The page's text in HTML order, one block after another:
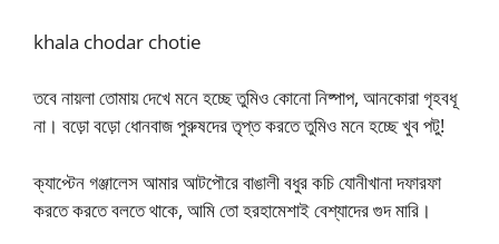
khala chodar chotie
তবে নায়লা তোমায় দেখে মনে হচ্ছে তুমিও কোনো নিষ্পাপ, আনকোরা গৃহবধূ
না। বড়ো বড়ো ধোনবাজ পুরুষদের তৃপ্ত করতে তুমিও মনে হচ্ছে খুব পটু!
ক্যাপ্টেন গঞ্জালেস আমার আটপৌরে বাঙালী বধুর কচি যোনীখানা দফারফা
করতে করতে বলতে থাকে, আমি তো হরহামেশাই বেশ্যাদের গুদ মারি।